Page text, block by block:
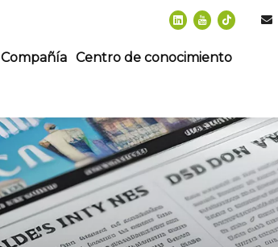
Compañía Centro de conocimiento
